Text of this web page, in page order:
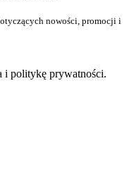
nowości, promocji i
i politykę prywatności.